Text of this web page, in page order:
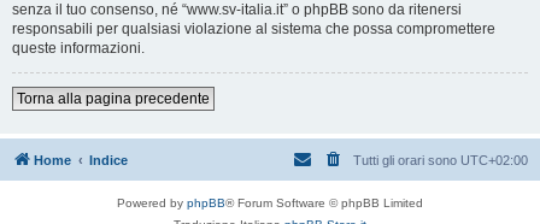
senza il tuo consenso, né “www.sv-italia.it” o phpBB sono da ritenersi
responsabili per qualsiasi violazione al sistema che possa compromettere
queste informazioni.
Torna alla pagina precedente
Home Indice Tutti gli orari sono UTC+02:00
Powered by phpBB® Forum Software © phpBB Limited